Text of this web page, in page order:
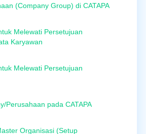
(Company Group) di CATAPA
Melewati Persetujuan
Karyawan
Melewati Persetujuan
Perusahaan pada CATAPA
Organisasi (Setup